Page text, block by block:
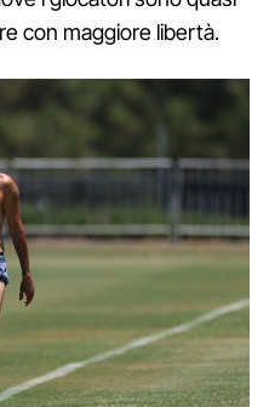
con maggiore libertà.